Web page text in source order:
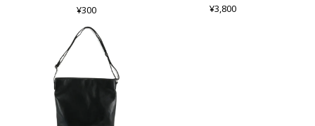
¥300 ¥3,800